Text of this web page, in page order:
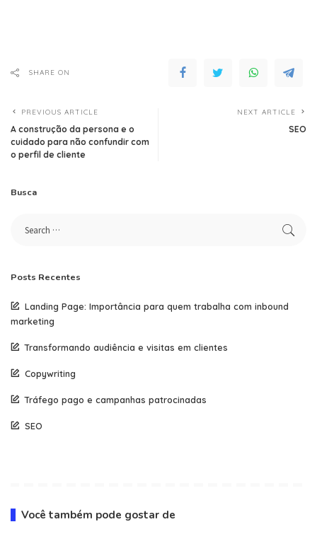
SHARE ON
PREVIOUS ARTICLE
A construção da persona e o
cuidado para não confundir com
o perfil de cliente
NEXT ARTICLE
SEO
Busca
Posts Recentes
Landing Page: Importância para quem trabalha com inbound
marketing
Transformando audiência e visitas em clientes
Copywriting
Tráfego pago e campanhas patrocinadas
SEO
Você também pode gostar de